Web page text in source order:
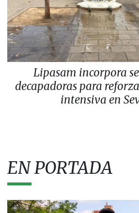
Lipasam incorpora
decapadoras para
intensiva en
EN PORTADA